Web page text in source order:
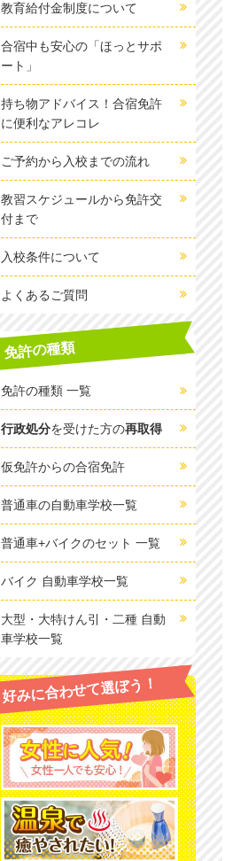
教育給付金制度について
合宿中も安心の「ほっとサポ
ート」
持ち物アドバイス！合宿免許
に便利なアレコレ
ご予約から入校までの流れ
教習スケジュールから免許交
付まで
入校条件について
よくあるご質問
免許の種類
免許の種類 一覧
行政処分を受けた方の再取得
仮免許からの合宿免許
普通車の自動車学校一覧
普通車+バイクのセット 一覧
バイク 自動車学校一覧
大型・大特けん引・二種 自動
車学校一覧
好みに合わせて選ぼう！